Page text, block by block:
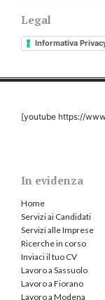
Legal
Informativa
[youtube https://
In evidenza
Home
Servizi ai Candidati
Servizi alle Imprese
Ricerche in corso
Inviaci il tuo CV
Lavoro a Sassuolo
Lavoro a Fiorano
Lavoro a Modena